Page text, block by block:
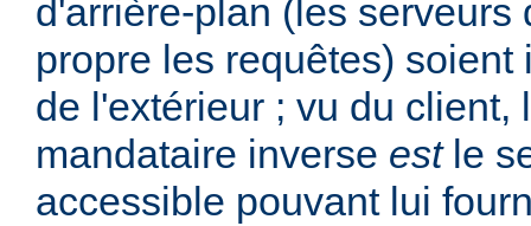
d'arrière-plan (les serveurs
propre les requêtes)
de l'extérieur ; vu du client,
mandataire inverse estle
accessible pouvant lui